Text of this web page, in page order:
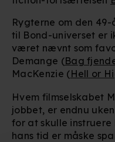
Rygterne om den
til Bond-universet er
været nævnt som
Demange (Bag
MacKenzie (Hell or
Hvem filmselskabet
jobbet, er endnu
for at skulle
hans tid er måske